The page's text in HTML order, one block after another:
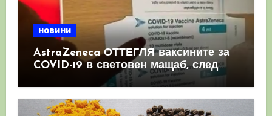
новини
AstraZeneca ОТТЕГЛЯ ваксините за
COVID-19 в световен мащаб, след
като призна, че те причиняват